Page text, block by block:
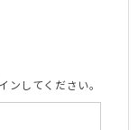
ンしてください。